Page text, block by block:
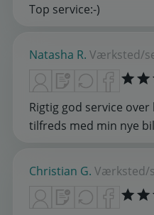
Top service:-)
Natasha R. Værksted/
Rigtig god service
tilfreds med min nye
Christian G. Værksted/